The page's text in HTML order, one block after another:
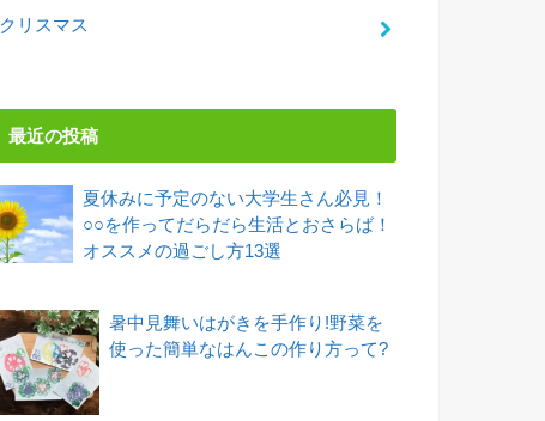
クリスマス
最近の投稿
夏休みに予定のない大学生さん必見！
○○を作ってだらだら生活とおさらば！
オススメの過ごし方13選
暑中見舞いはがきを手作り!野菜を
使った簡単なはんこの作り方って?